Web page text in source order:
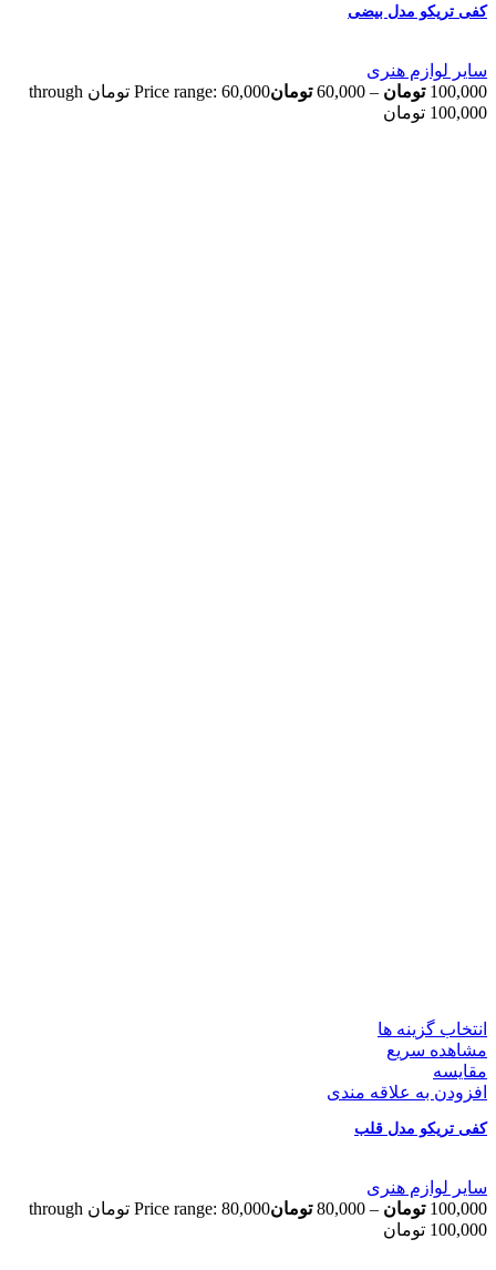
کفی تریکو مدل بیضی
سایر لوازم هنری
100,000 تومان –
60,000 تومان
Price range: 60,000 تومان through
100,000 تومان
انتخاب گزینه ها
مشاهده سریع
مقایسه
افزودن به علاقه مندی
کفی تریکو مدل قلب
سایر لوازم هنری
100,000 تومان –
80,000 تومان
Price range: 80,000 تومان through
100,000 تومان